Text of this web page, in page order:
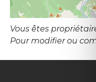
Vous êtes
Pour modifier ou